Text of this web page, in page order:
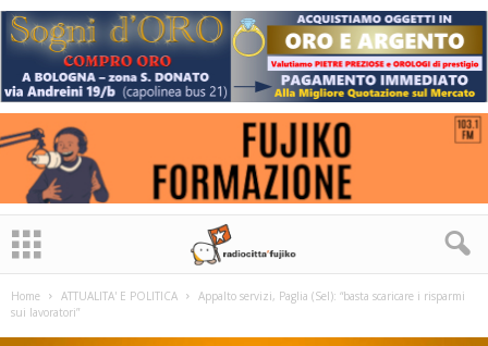
Home ATTUALITA' E POLITICA
Appalto servizi, Paglia (Sel): “basta scaricare i risparmi
sui lavoratori”